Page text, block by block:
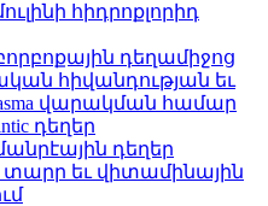
հիդրոքլորիդ
դեղամիջոց
հիվանդության եւ
վարակման համար
դեղեր
դեղեր
եւ վիտամինային